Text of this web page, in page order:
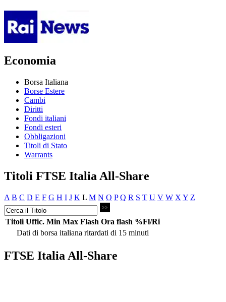
Economia
Borsa Italiana
Borse Estere
Cambi
Diritti
Fondi italiani
Fondi esteri
Obbligazioni
Titoli di Stato
Warrants
Titoli FTSE Italia All-Share
A B C D E F G H I J K L M N O P Q R S T U V W X Y Z
Titoli Uffic. Min Max Flash Ora flash %Fl/Ri
Dati di borsa italiana ritardati di 15 minuti
FTSE Italia All-Share